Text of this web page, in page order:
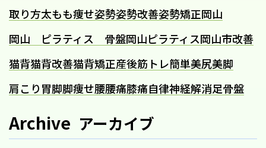
取り方太もも痩せ姿勢姿勢改善姿勢矯正岡山
岡山 ピラティス 骨盤岡山ピラティス岡山市改善
猫背猫背改善猫背矯正産後筋トレ簡単美尻美脚
肩こり胃脚脚痩せ腰腰痛膝痛自律神経解消足骨盤
Archive アーカイブ